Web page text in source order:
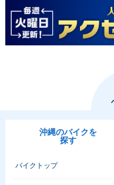
沖縄のバイクを
探す
バイクトップ